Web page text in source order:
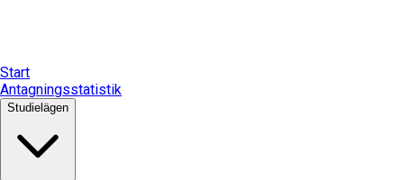
Start
Antagningsstatistik
Studielägen